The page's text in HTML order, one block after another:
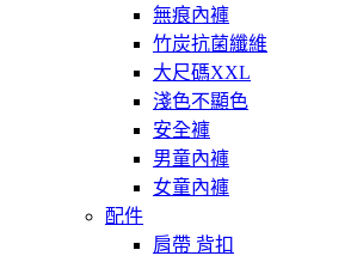
無痕內褲
竹炭抗菌纖維
大尺碼XXL
淺色不顯色
安全褲
男童內褲
女童內褲
配件
肩帶 背扣